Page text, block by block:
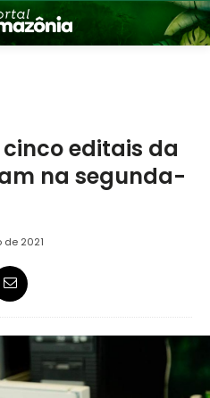
editais da
na segunda-
2021